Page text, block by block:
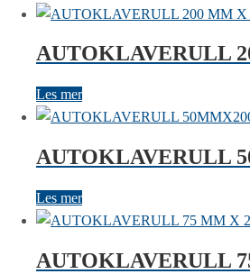
AUTOKLAVERULL
Les mer
AUTOKLAVERULL
Les mer
AUTOKLAVERULL